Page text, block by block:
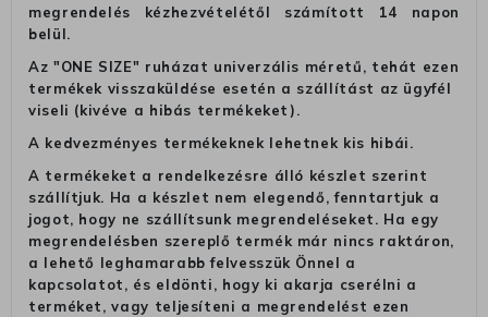
megrendelés kézhezvételétől számított 14 napon
belül.
Az "ONE SIZE" ruházat univerzális méretű, tehát ezen
termékek visszaküldése esetén a szállítást az ügyfél
viseli (kivéve a hibás termékeket).
A kedvezményes termékeknek lehetnek kis hibái.
A termékeket a rendelkezésre álló készlet szerint
szállítjuk. Ha a készlet nem elegendő, fenntartjuk a
jogot, hogy ne szállítsunk megrendeléseket. Ha egy
megrendelésben szereplő termék már nincs raktáron,
a lehető leghamarabb felvesszük Önnel a
kapcsolatot, és eldönti, hogy ki akarja cserélni a
terméket, vagy teljesíteni a megrendelést ezen